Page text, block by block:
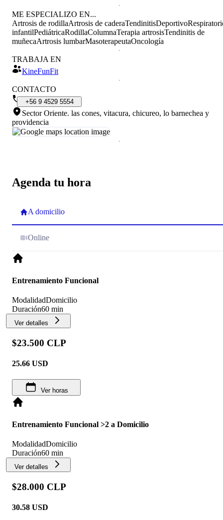
Agenda tu hora
A domicilio
Online
Entrenamiento Funcional
ModalidadDomicilio
Duración60 min
Ver detalles
$23.500 CLP
25.66 USD
Ver horas
Entrenamiento Funcional >2 a Domicilio
ModalidadDomicilio
Duración60 min
Ver detalles
$28.000 CLP
30.58 USD
ME ESPECIALIZO EN...
Artrosis de rodillaArtrosis de caderaTendinitisDeportivo
infantilPediátricaRodillaColumnaTerapia artrosisTendinitis de
muñecaArtrosis lumbarMasoterapeutaOncología
TRABAJA EN
KineFunFit
CONTACTO
+56 9 4529 5554
Sector Oriente. las cones, vitacura, chicureo, lo barnechea y
providencia